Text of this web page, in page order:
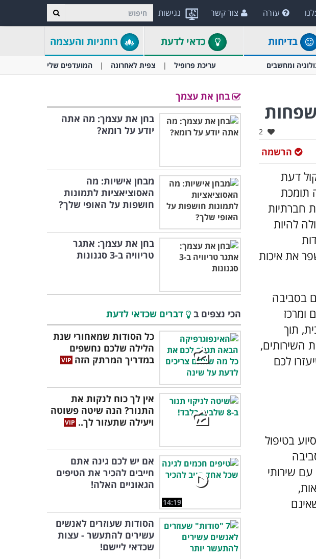
נגישות עזרה צור קשר
בדיחות כדאי לדעת רוחניות והעצמה
ומחשבים עריכת פרופיל צפית לאחרונה המועדפים שלי
אהבו:
2
הרשמה
דעת
תומכת
חברתיות
להיות
את איכות
בסביבה
ומרכז
תוך
השירותים,
לכם
בטיפול
שירותי
בחן את עצמך
בחן את עצמך: מה אתה
יודע על רומא?
מבחן אישיות: מה
האסוציאציות לתמונות
חושפות על האופי שלך?
בחן את עצמך: אתגר
טריוויה ב-3 סגנונות
הכי נצפים ב
דברים שכדאי לדעת
כל הסודות שמאחורי שנת
הלילה שלכם נחשפים
במדריך המרתק הזה
אין לך כוח לנקות את
התנור? הנה שיטה פשוטה
ויעילה שתעזור לך..
14:19
אם יש לכם גינה אתם
חייבים להכיר את הטיפים
הגאוניים האלה!
הסודות שעוזרים לאנשים
עשירים להתעשר - עצות
שכדאי ליישם!